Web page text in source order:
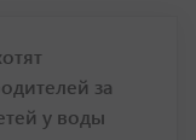
за
у воды